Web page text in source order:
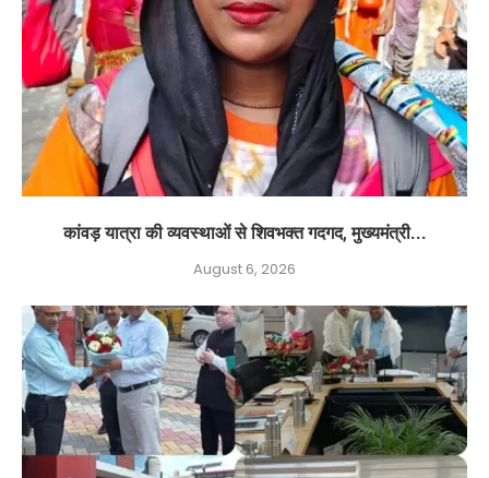
कांवड़ यात्रा की व्यवस्थाओं से शिवभक्त गदगद, मुख्यमंत्री...
August 6, 2026